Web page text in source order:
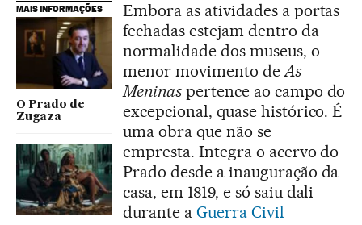
MAIS INFORMAÇÕES
O Prado de
Zugaza
Embora as atividades a portas
fechadas estejam dentro da
normalidade dos museus, o
menor movimento deAs
Meninaspertence ao campo do
excepcional, quase histórico. É
uma obra que não se
empresta. Integra o acervo do
Prado desde a inauguração da
casa, em 1819, e só saiu dali
durante a Guerra Civil